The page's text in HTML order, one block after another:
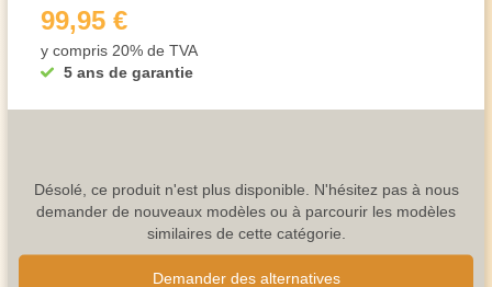
5 ans de garantie
99,95 €
y compris 20% de TVA
Désolé, ce produit n'est plus disponible. N'hésitez pas à nous
demander de nouveaux modèles ou à parcourir les modèles
similaires de cette catégorie.
Demander des alternatives